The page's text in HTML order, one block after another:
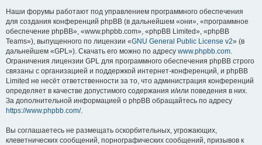
Наши форумы работают под управлением программного обеспечения
для создания конференций phpBB (в дальнейшем «они», «программное
обеспечение phpBB», «www.phpbb.com», «phpBB Limited», «phpBB
Teams»), выпущенного по лицензии «GNU General Public License v2» (в
дальнейшем «GPL»). Скачать его можно по адресу www.phpbb.com.
Ограничения лицензии GPL для программного обеспечения phpBB строго
связаны с организацией и поддержкой интернет-конференций, и phpBB
Limited не несёт ответственности за то, что администрация конференций
определяет в качестве допустимого содержания и/или поведения в них.
За дополнительной информацией о phpBB обращайтесь по адресу
https://www.phpbb.com/.
Вы соглашаетесь не размещать оскорбительных, угрожающих,
клеветнических сообщений, порнографических сообщений, призывов к